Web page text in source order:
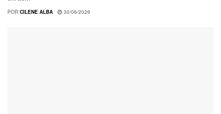
POR CILENE ALBA 30/06/2026